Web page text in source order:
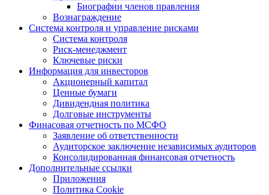
Биографии членов правления
Вознаграждение
Система контроля и управление рисками
Система контроля
Риск-менеджмент
Ключевые риски
Информация для инвесторов
Акционерный капитал
Ценные бумаги
Дивидендная политика
Долговые инструменты
Финасовая отчетность по МСФО
Заявление об ответственности
Аудиторское заключение независимых аудиторов
Консолидированная финансовая отчетность
Дополнительные ссылки
Приложения
Политика Cookie